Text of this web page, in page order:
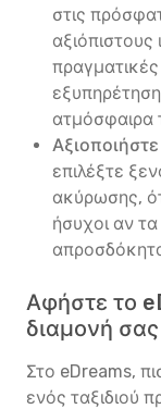
στις
αξιόπιστους
ατμόσφαιρα
επιλέξτε
ακύρωσης,
ήσυχοι αν
Αφήστε το
διαμονή
Στο eDreams,
ενός ταξιδιού